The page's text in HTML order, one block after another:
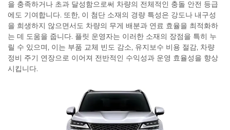
을 충족하거나 초과 달성함으로써 차량의 전체적인 충돌 안전 등급
에도 기여합니다. 또한, 이 첨단 소재의 경량 특성은 강도나 내구성
을 희생하지 않으면서도 차량의 무게 배분과 연료 효율을 최적화하
는 데 도움을 줍니다. 플릿 운영자는 이러한 소재의 장점을 특히 누
릴 수 있으며, 이는 부품 교체 빈도 감소, 유지보수 비용 절감, 차량
정비 주기 연장으로 이어져 전반적인 수익성과 운영 효율성을 향상
시킵니다.